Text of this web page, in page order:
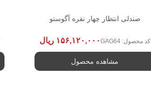
صندلی انتظار چهار نفره آگوستو
کد محصول: GAG64 ۱۵۶,۱۲۰,۰۰۰ ریال
مشاهده محصول